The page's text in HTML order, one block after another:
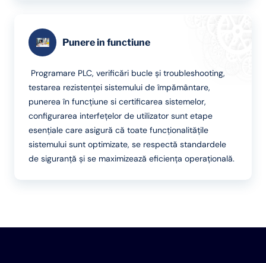
Punere in functiune
Programare PLC, verificări bucle și troubleshooting,
testarea rezistenței sistemului de împământare,
punerea în funcțiune si certificarea sistemelor,
configurarea interfețelor de utilizator sunt etape
esențiale care asigură că toate funcționalitățile
sistemului sunt optimizate, se respectă standardele
de siguranță și se maximizează eficiența operațională.